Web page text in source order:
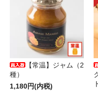
【常温】ジャム（2
種）
1,180円(内税)